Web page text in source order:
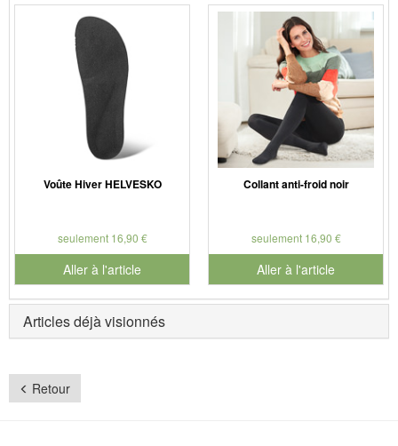
Voûte Hiver HELVESKO
seulement 16,90 €
Aller à l'article
Collant anti-froid noir
seulement 16,90 €
Aller à l'article
Articles déjà visionnés
Retour